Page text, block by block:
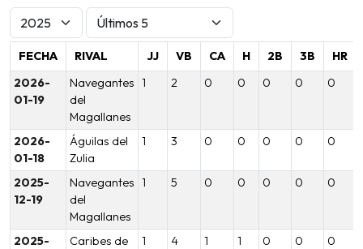
FECHA RIVAL JJ VB CA H 2B 3B
HR
2026-
01-19
Navegantes
del
Magallanes
1 2 0 0 0 0 0
2026-
01-18
Águilas del
Zulia
1 3 0 0 0 0 0
2025-
12-19
Navegantes
del
Magallanes
1 5 0 0 0 0 0
2025-
Caribes de
1 4 1 1 0 0 0